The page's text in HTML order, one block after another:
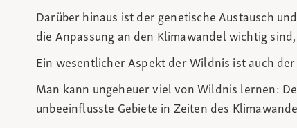
Darüber hinaus ist der genetische Austausch
die Anpassung an den Klimawandel wichtig
Ein wesentlicher Aspekt der Wildnis ist auch
Man kann ungeheuer viel von Wildnis lernen:
unbeeinflusste Gebiete in Zeiten des